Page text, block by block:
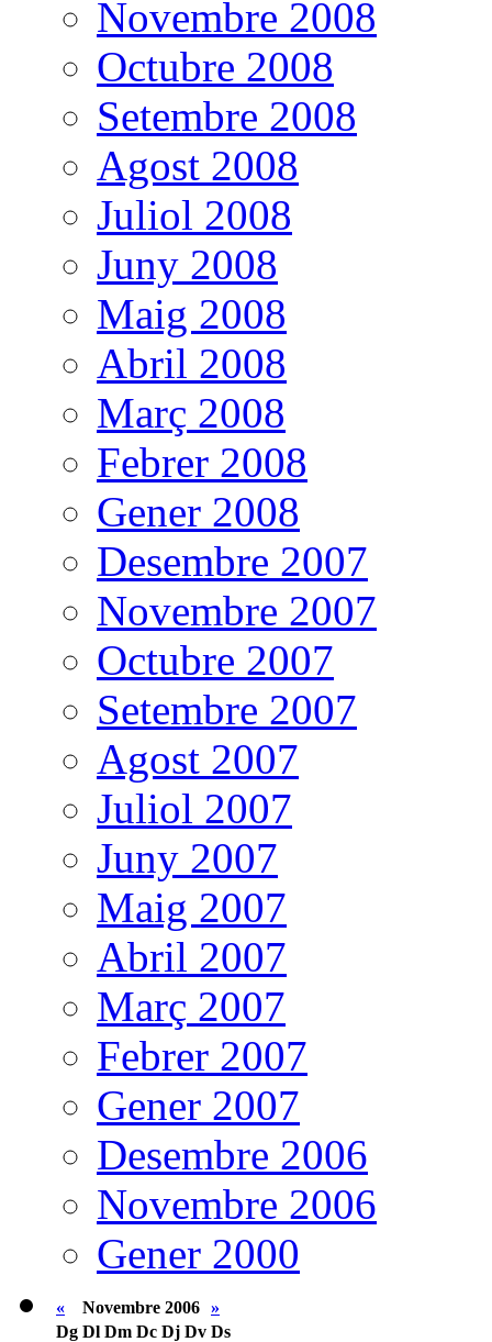
Novembre 2008
Octubre 2008
Setembre 2008
Agost 2008
Juliol 2008
Juny 2008
Maig 2008
Abril 2008
Març 2008
Febrer 2008
Gener 2008
Desembre 2007
Novembre 2007
Octubre 2007
Setembre 2007
Agost 2007
Juliol 2007
Juny 2007
Maig 2007
Abril 2007
Març 2007
Febrer 2007
Gener 2007
Desembre 2006
Novembre 2006
Gener 2000
« Novembre 2006 »
Dg Dl Dm Dc Dj Dv Ds